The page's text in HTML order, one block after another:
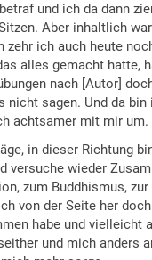
und ich da dann
Aber inhaltlich
zehr ich auch heute
alles gemacht hatte,
nach [Autor]
nicht sagen. Und da
achtsamer mit mir um.
in dieser Richtung
versuche wieder
zum Buddhismus,
von der Seite her
habe und vielleicht
und mich anders